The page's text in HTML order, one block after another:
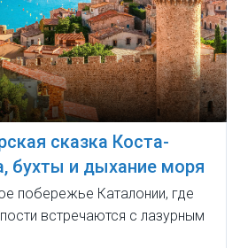
сказка Коста-
бухты и дыхание моря
побережье Каталонии, где
встречаются с лазурным